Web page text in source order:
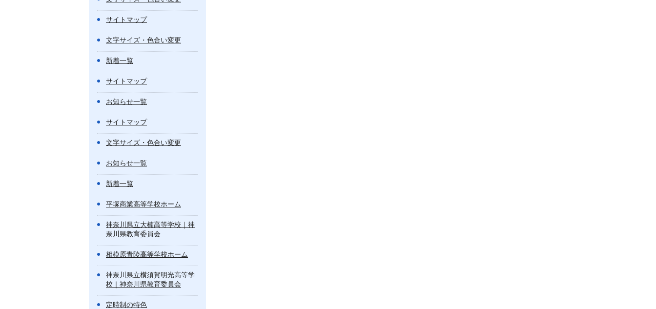
サイトマップ
文字サイズ・色合い変更
新着一覧
サイトマップ
お知らせ一覧
サイトマップ
文字サイズ・色合い変更
お知らせ一覧
新着一覧
平塚商業高等学校ホーム
神奈川県立大楠高等学校｜神
奈川県教育委員会
相模原青陵高等学校ホーム
神奈川県立横須賀明光高等学
校｜神奈川県教育委員会
定時制の特色